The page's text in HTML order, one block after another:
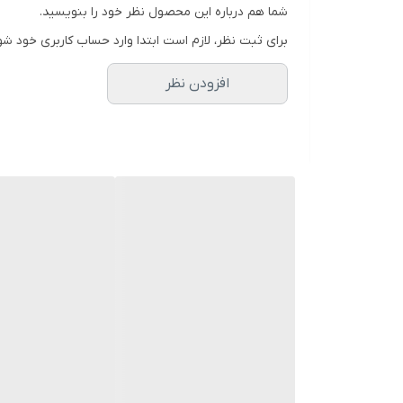
شما هم درباره این محصول نظر خود را بنویسید.
برای ثبت نظر، لازم است ابتدا وارد حساب کاربری خود
افزودن نظر